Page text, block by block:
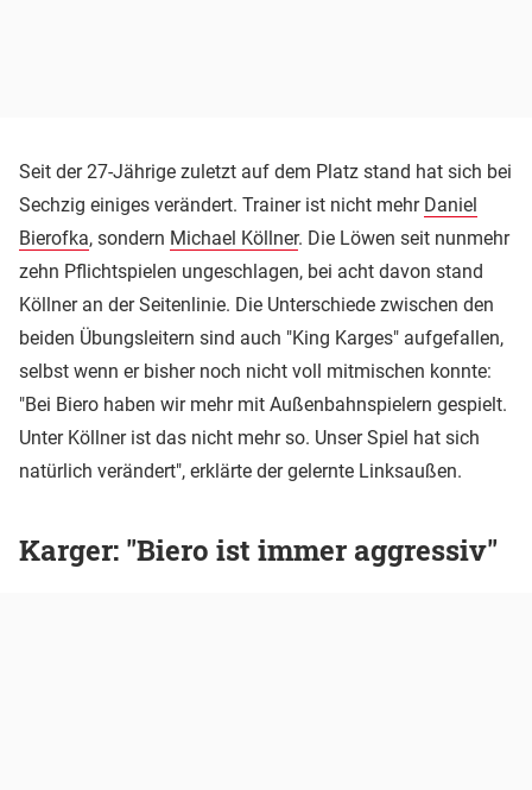
Seit der 27-Jährige zuletzt auf dem Platz stand hat sich bei
Sechzig einiges verändert. Trainer ist nicht mehr Daniel
Bierofka, sondern Michael Köllner. Die Löwen seit nunmehr
zehn Pflichtspielen ungeschlagen, bei acht davon stand
Köllner an der Seitenlinie. Die Unterschiede zwischen den
beiden Übungsleitern sind auch "King Karges" aufgefallen,
selbst wenn er bisher noch nicht voll mitmischen konnte:
"Bei Biero haben wir mehr mit Außenbahnspielern gespielt.
Unter Köllner ist das nicht mehr so. Unser Spiel hat sich
natürlich verändert", erklärte der gelernte Linksaußen.
Karger: "Biero ist immer aggressiv"